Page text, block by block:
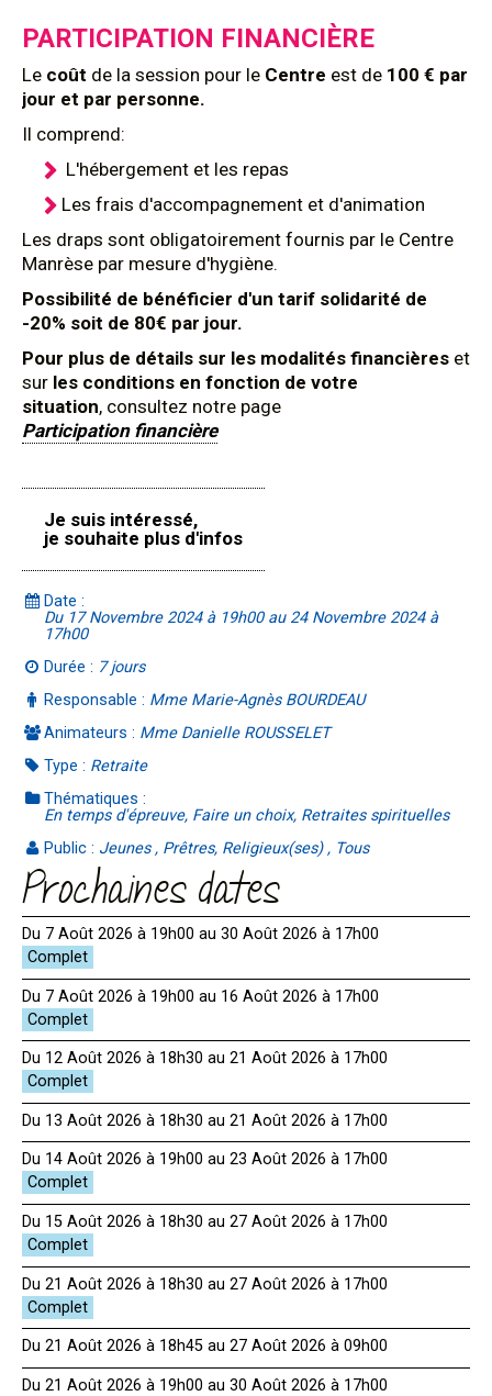
PARTICIPATION FINANCIÈRE
Le coût de la session pour le Centre est de 100 € par
jour et par personne.
Il comprend:
L'hébergement et les repas
Les frais d'accompagnement et d'animation
Les draps sont obligatoirement fournis par le Centre
Manrèse par mesure d'hygiène.
Possibilité de bénéficier d'un tarif solidarité de
-20% soit de 80€ par jour.
Pour plus de détails sur les modalités financières et
sur les conditions en fonction de votre
situation, consultez notre page
Participation financière
Je suis intéressé,
je souhaite plus d'infos
Date :
Du 17 Novembre 2024 à 19h00 au 24 Novembre 2024 à
17h00
Durée : 7 jours
Responsable : Mme Marie-Agnès BOURDEAU
Animateurs : Mme Danielle ROUSSELET
Type : Retraite
Thématiques :
En temps d'épreuve, Faire un choix, Retraites spirituelles
Public : Jeunes , Prêtres, Religieux(ses) , Tous
Prochaines dates
Du 7 Août 2026 à 19h00 au 30 Août 2026 à 17h00
Du 7 Août 2026 à 19h00 au 16 Août 2026 à 17h00
Du 12 Août 2026 à 18h30 au 21 Août 2026 à 17h00
Du 13 Août 2026 à 18h30 au 21 Août 2026 à 17h00
Du 14 Août 2026 à 19h00 au 23 Août 2026 à 17h00
Du 15 Août 2026 à 18h30 au 27 Août 2026 à 17h00
Du 21 Août 2026 à 18h30 au 27 Août 2026 à 17h00
Du 21 Août 2026 à 18h45 au 27 Août 2026 à 09h00
Du 21 Août 2026 à 19h00 au 30 Août 2026 à 17h00